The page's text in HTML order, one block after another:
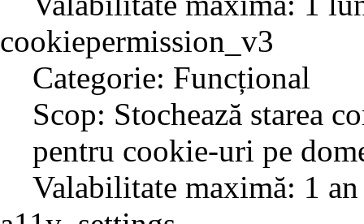
cookiepermission_v3
Categorie: Funcțional
Scop: Stochează starea
pentru cookie-uri pe
Valabilitate maximă: 1 an